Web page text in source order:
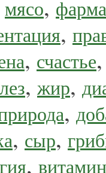
мясо,
,
, счастье
, жир,
,
, сыр,
,